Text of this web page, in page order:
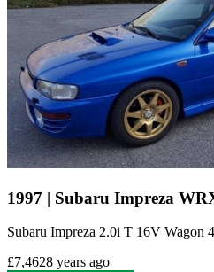
1997 | Subaru Impreza
Subaru Impreza 2.0i T 16V Wagon
£7,4628 years ago